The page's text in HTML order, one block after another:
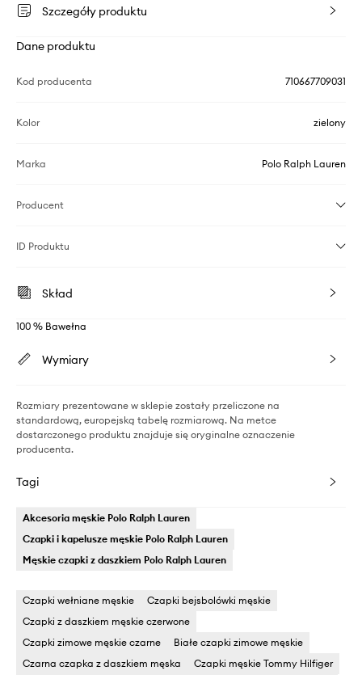
Szczegóły produktu
Dane produktu
Kod producenta 710667709031
Kolor zielony
Marka Polo Ralph Lauren
Producent
ID Produktu
Skład
100 % Bawełna
Wymiary
Rozmiary prezentowane w sklepie zostały przeliczone na
standardową, europejską tabelę rozmiarową. Na metce
dostarczonego produktu znajduje się oryginalne oznaczenie
producenta.
Tagi
Akcesoria męskie Polo Ralph Lauren
Czapki i kapelusze męskie Polo Ralph Lauren
Męskie czapki z daszkiem Polo Ralph Lauren
Czapki wełniane męskie
Czapki bejsbolówki męskie
Czapki z daszkiem męskie czerwone
Czapki zimowe męskie czarne
Białe czapki zimowe męskie
Czarna czapka z daszkiem męska
Czapki męskie Tommy Hilfiger